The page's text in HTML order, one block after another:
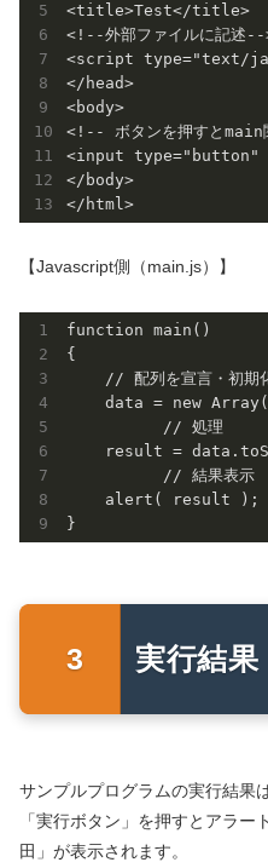
<title>Test</title>
<!--外部ファイルに記述--
<script type="text/
</head>
<body>
<!-- ボタンを押すと
<input type="button"
</body>
【Javascript側（main.js）】
function main()
{
// 配列を宣言・初期
data = new
result =
    alert( result );
実行結果
サンプルプログラムの実行結果
「実行ボタン」を押すとアラ
田」が表示されます。